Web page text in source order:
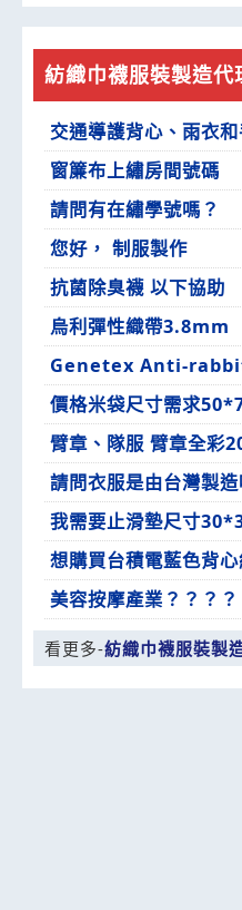
紡織巾襪服裝製造代
交通導護背心、雨衣
窗簾布上繡房間號碼
請問有在繡學號嗎？
您好， 制服製作
抗菌除臭襪 以下協助
烏利彈性織帶3.8mm
Genetex Anti-
價格米袋尺寸需求
臂章、隊服 臂章全彩
請問衣服是由台灣製造
我需要止滑墊尺寸
想購買台積電藍色背
美容按摩產業？？？？
看更多-紡織巾襪服裝製